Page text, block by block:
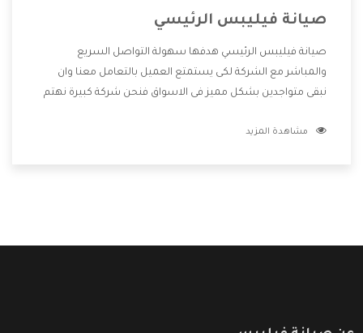
صيانة فيليبس الرئيسي
صيانة فيليبس الرئيسي هدفها سهولة التواصل السريع
والمباشر مع الشركة لكى يستمتع العميل بالتعامل معنا وان
نبقى متواجدين بشكل مميز فى الاسواق فنحن شركة كبيرة نهتم
الشركة بها والتى تكون منها خدمة الصيانة التى تكون من أهم
مشاهدة المزيد